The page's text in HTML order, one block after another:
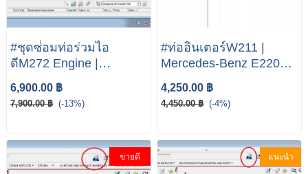
#ชุดซ่่อมท่อร่วมไอ
ดีM272 Engine |
Mercedes-Benz EClass
6,900.00 ฿
7,900.00 ฿ (-13%)
#ท่ออินเตอร์W211 |
Mercedes-Benz E220
4,250.00 ฿
4,450.00 ฿ (-4%)
ขายดี แนะนำ